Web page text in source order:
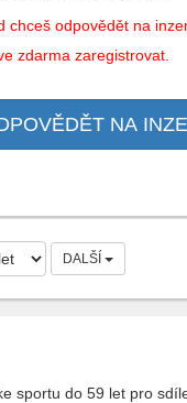
chceš odpovědět na
zdarma zaregistrovat.
NA
DALŠÍ
sportu do 59 let pro